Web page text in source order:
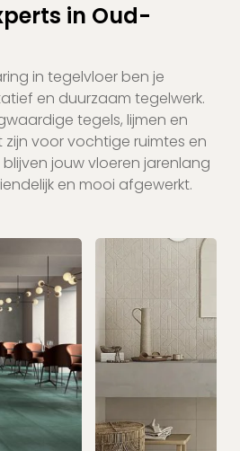
in Oud-
in tegelvloer ben je
en duurzaam tegelwerk.
tegels, lijmen en
voor vochtige ruimtes en
blijven jouw vloeren jarenlang
en mooi afgewerkt.